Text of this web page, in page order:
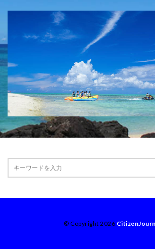
© Copyright 2026